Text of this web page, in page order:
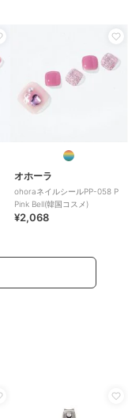
オホーラ
ohoraネイルシールPP-058 P
Pink Bell(韓国コスメ)
¥2,068